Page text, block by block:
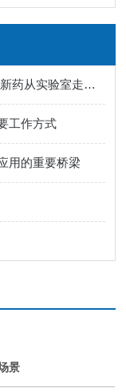
药物临床前CRO是什么？它如何帮助新药从实验室走向人体试验？
工作方式
用的重要桥梁
景